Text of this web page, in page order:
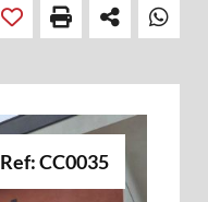
Ref: CC0035